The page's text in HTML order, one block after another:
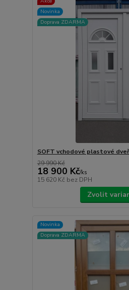
Novinka
Doprava ZDARMA
SOFT vchodové plastové
29 990 Kč
18 900 Kč/ks
15 620 Kč bez DPH
Zvolit
Novinka
Doprava ZDARMA